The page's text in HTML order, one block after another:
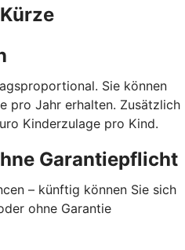
Sie können
pro Jahr erhalten. Zusätzlich
Kinderzulage pro Kind.
Garantiepflicht
– künftig können Sie sich
ohne Garantie